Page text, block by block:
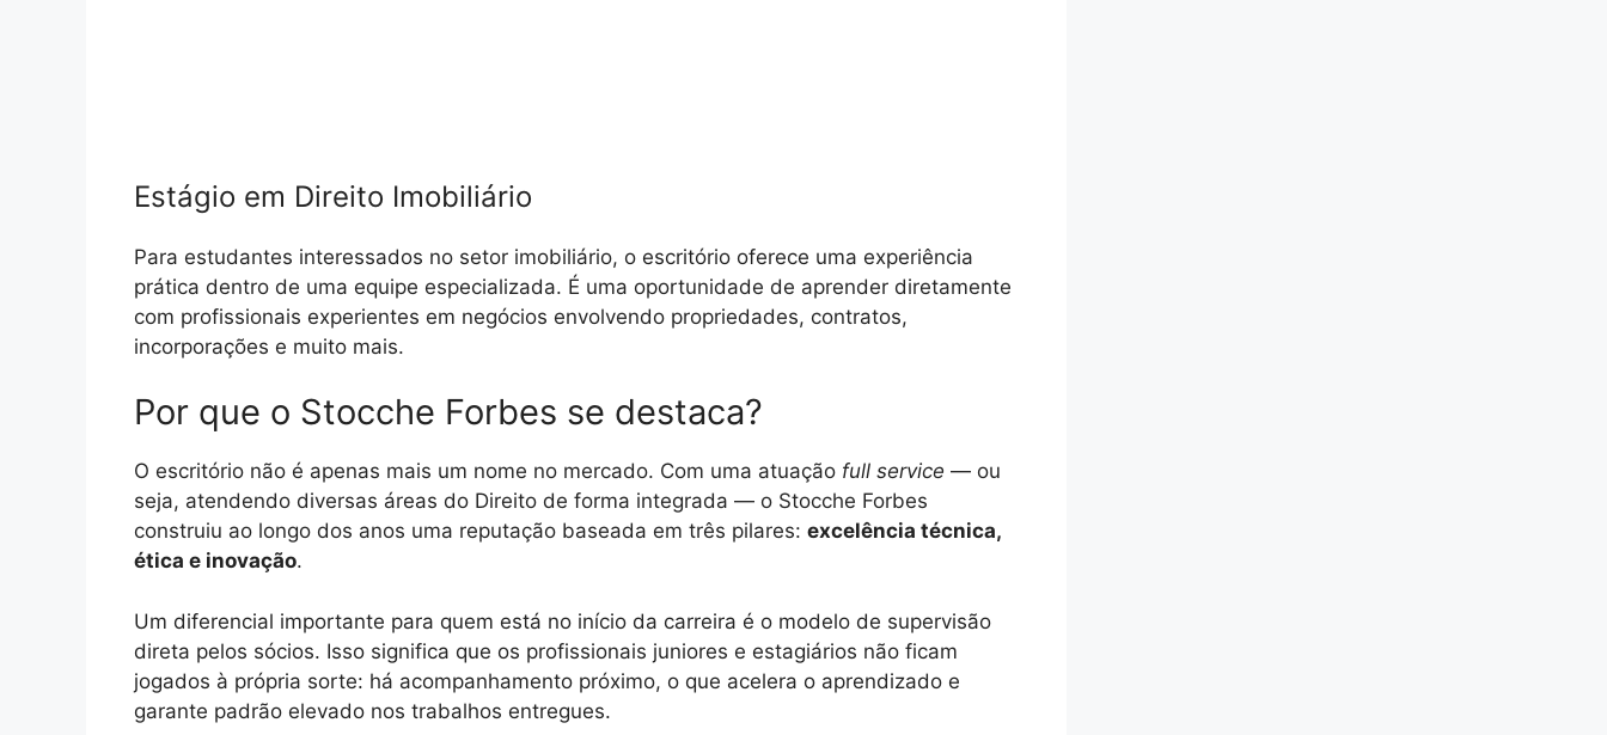
Estágio em Direito Imobiliário
Para estudantes interessados no setor imobiliário, o escritório oferece uma experiência
prática dentro de uma equipe especializada. É uma oportunidade de aprender diretamente
com profissionais experientes em negócios envolvendo propriedades, contratos,
incorporações e muito mais.
Por que o Stocche Forbes se destaca?
O escritório não é apenas mais um nome no mercado. Com uma atuação full service — ou
seja, atendendo diversas áreas do Direito de forma integrada — o Stocche Forbes
construiu ao longo dos anos uma reputação baseada em três pilares: excelência técnica,
ética e inovação.
Um diferencial importante para quem está no início da carreira é o modelo de supervisão
direta pelos sócios. Isso significa que os profissionais juniores e estagiários não ficam
jogados à própria sorte: há acompanhamento próximo, o que acelera o aprendizado e
garante padrão elevado nos trabalhos entregues.